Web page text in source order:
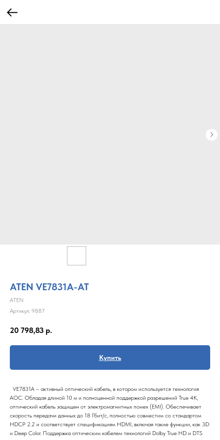
ATEN VE7831A-AT
ATEN
Артикул: 9887
20 798,83 р.
Купить
VE7831A – активный оптический кабель, в котором используется технология
AOC. Обладая длиной 10 м и полноценной поддержкой разрешений True 4K,
оптический кабель защищен от электромагнитных помех (EMI). Обеспечивает
скорость передачи данных до 18 Гбит/с, полностью совместим со стандартом
HDCP 2.2 и соответствует спецификациям HDMI, включая такие функции, как 3D
и Deep Color. Поддержка оптическим кабелем технологий Dolby True HD и DTS